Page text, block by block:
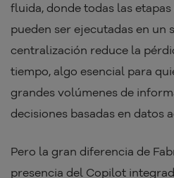
fluida, donde todas las
pueden ser ejecutadas en un
centralización reduce la
tiempo, algo esencial para
grandes volúmenes de
decisiones basadas en datos
Pero la gran diferencia de
presencia del Copilot